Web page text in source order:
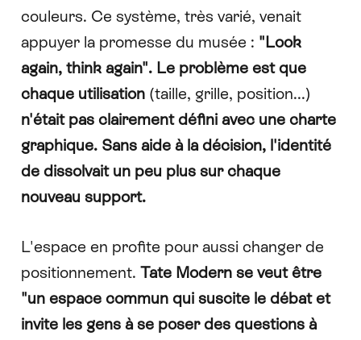
couleurs. Ce système, très varié, venait
appuyer la promesse du musée : "Look
again, think again". Le problème est que
chaque utilisation (taille, grille, position...)
n'était pas clairement défini avec une charte
graphique. Sans aide à la décision, l'identité
de dissolvait un peu plus sur chaque
nouveau support.
L'espace en profite pour aussi changer de
positionnement. Tate Modern se veut être
"un espace commun qui suscite le débat et
invite les gens à se poser des questions à